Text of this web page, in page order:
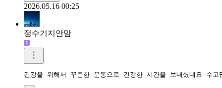
2026.05.16 00:25
정수기지안맘
건강을 위해서 꾸준한 운동으로 건강한 시간을 보내셨네요 수